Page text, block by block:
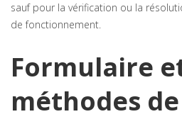
sauf pour la vérification ou la
de fonctionnement.
Formulaire
méthodes